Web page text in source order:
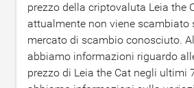
prezzo della criptovaluta Leia the
attualmente non viene scambiato
mercato di scambio conosciuto.
abbiamo informazioni riguardo
prezzo di Leia the Cat negli ultimi